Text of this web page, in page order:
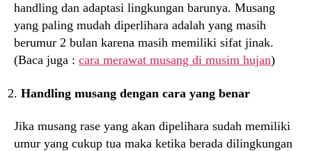
handling dan adaptasi lingkungan barunya. Musang
yang paling mudah diperlihara adalah yang masih
berumur 2 bulan karena masih memiliki sifat jinak.
(Baca juga : cara merawat musang di musim hujan)
Handling musang dengan cara yang benar
Jika musang rase yang akan dipelihara sudah memiliki
umur yang cukup tua maka ketika berada dilingkungan